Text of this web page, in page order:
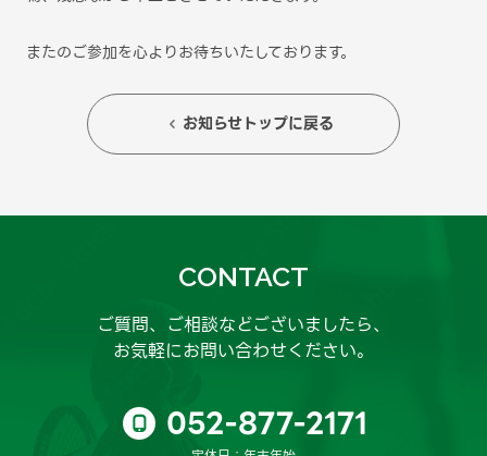
またのご参加を心よりお待ちいたしております。
 お知らせトップに戻る
CONTACT
ご質問、ご相談などございましたら、
お気軽にお問い合わせください。
 052-877-2171